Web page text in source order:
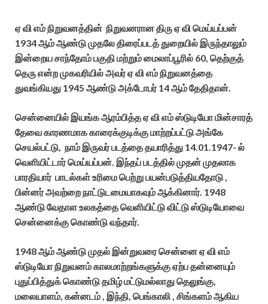
ஏ வி எம் நிறுவனத்தின் நிறுவனரான திரு ஏ வி மெய்யப்பன்
1934 ஆம் ஆண்டு முதலே திரைப்படத் துறையில் இருந்தாலும்
இன்றைய சாந்தோம் பகுதி மற்றும் மைலாப்பூரில் 60, தெற்குத்
தெரு என்ற முகவரியில் அவர் ஏ வி எம் நிறுவனத்தை
துவங்கியது 1945 ஆண்டு அக்டோபர் 14 ஆம் தேதிதான்.
சென்னையில் இயங்க ஆரம்பித்த ஏ வி எம் ஸ்டுடியோ மின்சாரத்
தேவை காரணமாக காரைக்குடிக்கு மாற்றப்பட்டு அங்கே
செயல்பட்டு, நாம் இருவர் படத்தை தயாரித்து 14.01.1947- ல்
வெளியிட்டார் மெய்யப்பன். இந்தப் படத்தில் முதன் முதலாக
பாரதியார் பாடல்கள் உரிமை பெற்று பயன்படுத்தியதோடு ,
பின்னர் அவற்றை நாட்டுடமையாகவும் ஆக்கினார். 1948
ஆண்டு வேதாள உலகத்தை வெளியிட்டு விட்டு ஸ்டுடியோவை
சென்னைக்கு கொண்டு வந்தார்.
1948 ஆம் ஆண்டு முதல் இன்றுவரை சென்னை ஏ வி எம்
ஸ்டுடியோ நிறுவனம் காலமாற்றங்களுக்கு ஏற்ப தன்னையும்
புதுப்பித்துக் கொண்டு தமிழ் மட்டுமல்லாது தெலுங்கு,
மலையாளம், கன்னடம் , இந்தி, பெங்காலி , சிங்களம் ஆகிய